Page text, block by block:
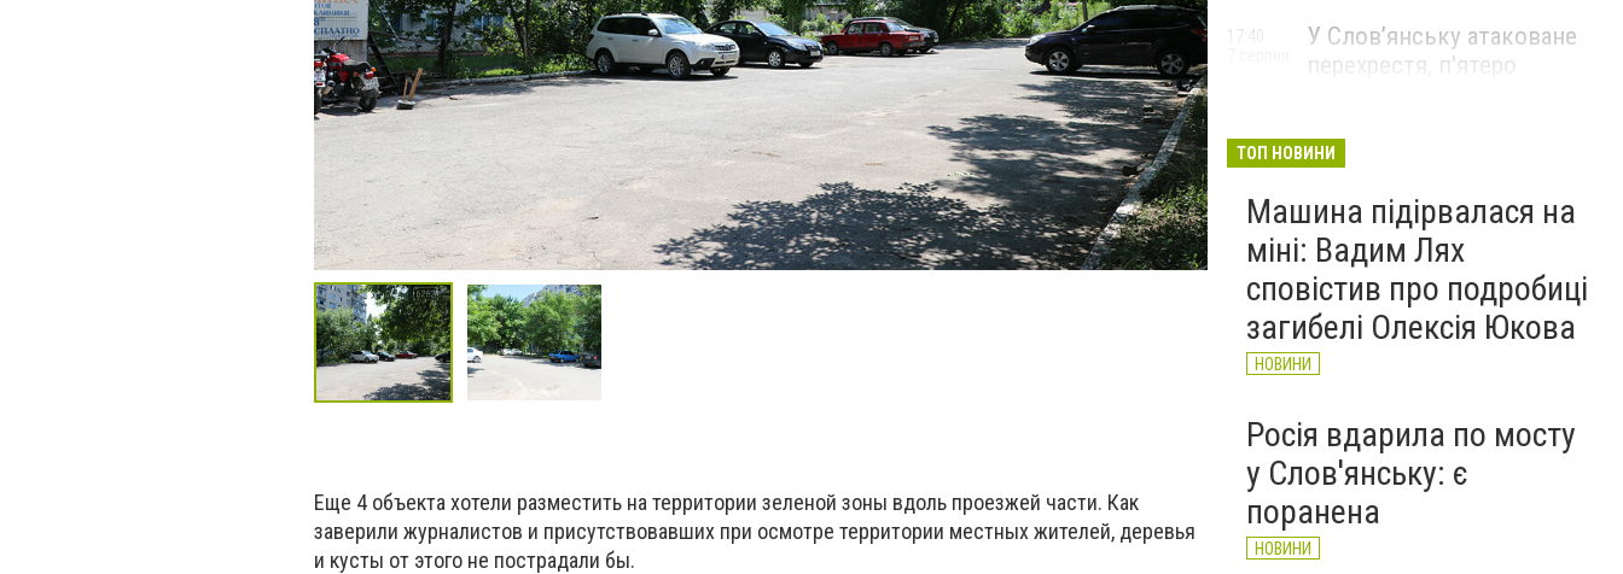
Еще 4 объекта хотели разместить на территории зеленой зоны вдоль проезжей части. Как
заверили журналистов и присутствовавших при осмотре территории местных жителей, деревья
и кусты от этого не пострадали бы.
У Слов’янську атаковане
перехрестя, п'ятеро
17:40
ТОП НОВИНИ
Машина підірвалася на
міні: Вадим Лях
сповістив про подробиці
загибелі Олексія Юкова
НОВИНИ
Росія вдарила по мосту
у Слов'янську: є
поранена
НОВИНИ